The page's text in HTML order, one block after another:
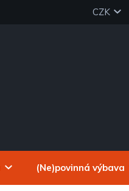
CZK
(Ne)povinná výbava